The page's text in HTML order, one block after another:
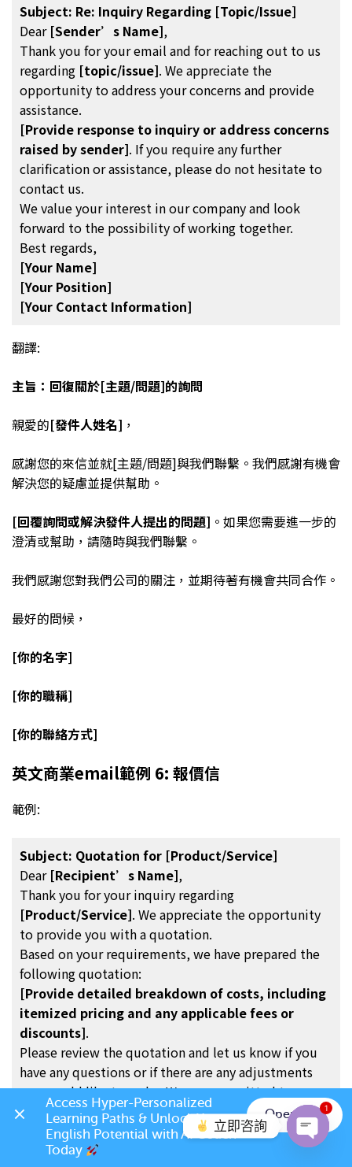
Subject: Re: Inquiry Regarding [Topic/Issue]
Dear [Sender’s Name],
Thank you for your email and for reaching out to us
regarding [topic/issue]. We appreciate the
opportunity to address your concerns and provide
assistance.
[Provide response to inquiry or address concerns
raised by sender]. If you require any further
clarification or assistance, please do not hesitate to
contact us.
We value your interest in our company and look
forward to the possibility of working together.
Best regards,
[Your Name]
[Your Position]
[Your Contact Information]
翻譯:
主旨：回復關於[主題/問題]的詢問
親愛的[發件人姓名] ，
感謝您的來信並就[主題/問題]與我們聯繫。我們感謝有機會
解決您的疑慮並提供幫助。
[回覆詢問或解決發件人提出的問題] 。如果您需要進一步的
澄清或幫助，請隨時與我們聯繫。
我們感謝您對我們公司的關注，並期待著有機會共同合作。
最好的問候，
[你的名字]
[你的職稱]
[你的聯絡方式]
英文商業email範例 6: 報價信
範例:
Subject: Quotation for [Product/Service]
Dear [Recipient’s Name],
Thank you for your inquiry regarding
[Product/Service]. We appreciate the opportunity
to provide you with a quotation.
Based on your requirements, we have prepared the
following quotation:
[Provide detailed breakdown of costs, including
itemized pricing and any applicable fees or
discounts].
Please review the quotation and let us know if you
have any questions or if there are any adjustments
you would like to make. We are committed to
providing you with the best possible solution to
meet your needs.
Thank you for considering
[Your Company Name].
立即咨詢
1
Access Hyper-Personalized
Learning Paths & Unlock Your
English Potential with AI Coach
Today
Open App